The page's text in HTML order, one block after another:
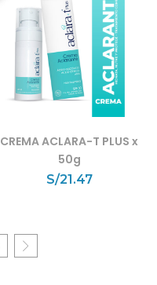
CREMA ACLARA-T PLUS x
50g
S/21.47